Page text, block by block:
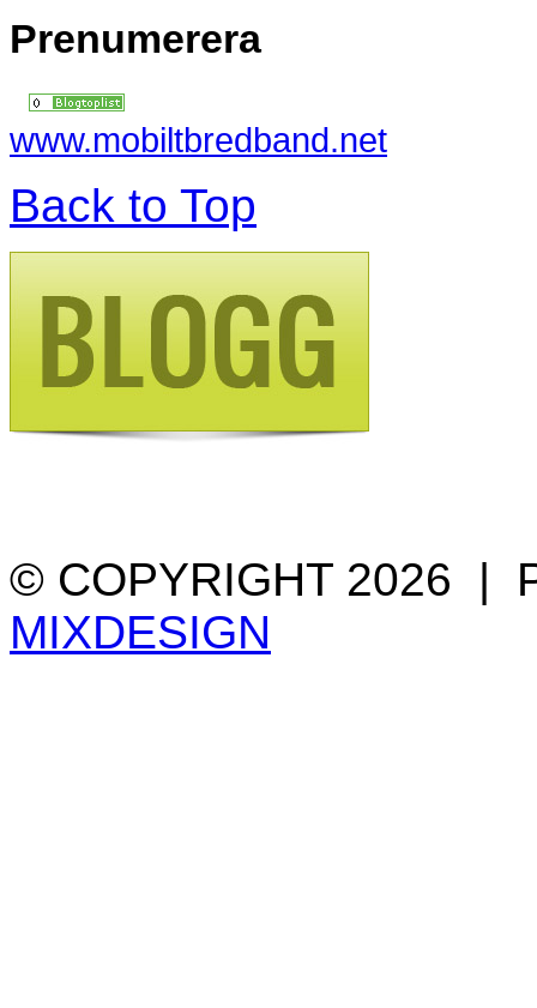
Prenumerera
www.mobiltbredband.net
Back to Top
© COPYRIGHT 2026 |
MIXDESIGN